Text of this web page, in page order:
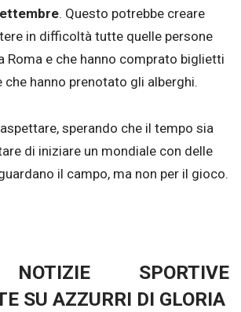
. Questo potrebbe creare
in difficoltà tutte quelle persone
Roma e che hanno comprato biglietti
che hanno prenotato gli alberghi.
sperando che il tempo sia
di iniziare un mondiale con delle
il campo, ma non per il gioco.
SPORTIVE
SU AZZURRI DI GLORIA